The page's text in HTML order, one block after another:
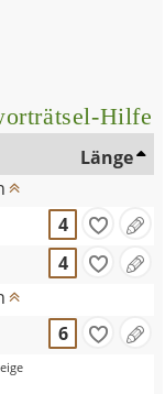
Hilfe
Länge
4
4
6